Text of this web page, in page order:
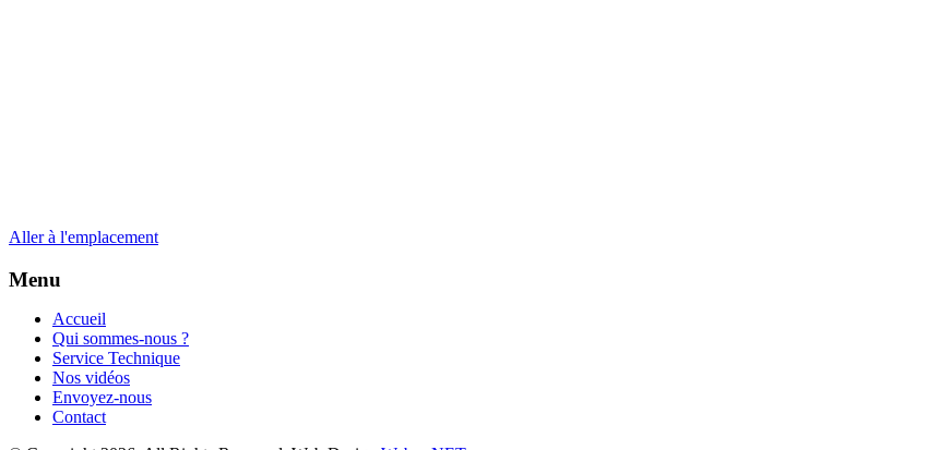
Aller à l'emplacement
Menu
Accueil
Qui sommes-nous ?
Service Technique
Nos vidéos
Envoyez-nous
Contact